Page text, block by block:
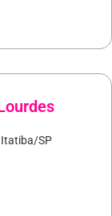
Itatiba/SP